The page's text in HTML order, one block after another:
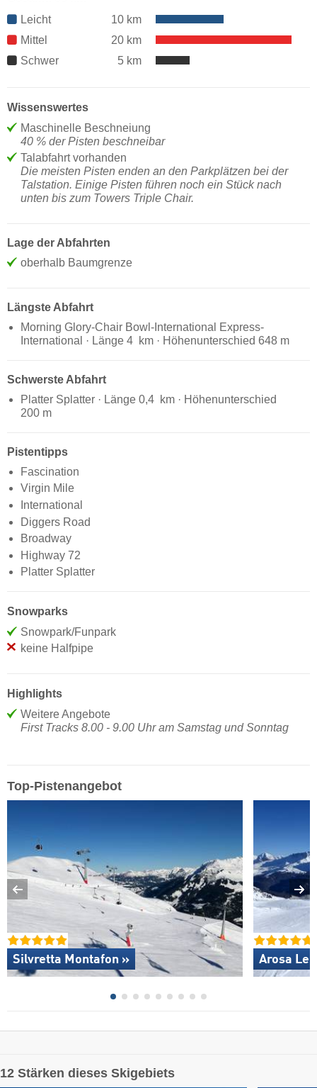
Leicht
10 km
Mittel
20 km
Schwer
5 km
Wissenswertes
Maschinelle Beschneiung
40 % der Pisten beschneibar
Talabfahrt vorhanden
Die meisten Pisten enden an den Parkplätzen bei der
Talstation. Einige Pisten führen noch ein Stück nach
unten bis zum Towers Triple Chair.
Lage der Abfahrten
oberhalb Baumgrenze
Längste Abfahrt
Morning Glory-Chair Bowl-International Express-
International · Länge 4 km · Höhenunterschied 648 m
Schwerste Abfahrt
Platter Splatter · Länge 0,4 km · Höhenunterschied
200 m
Pistentipps
Fascination
Virgin Mile
International
Diggers Road
Broadway
Highway 72
Platter Splatter
Snowparks
Snowpark/Funpark
keine Halfpipe
Highlights
Weitere Angebote
First Tracks 8.00 - 9.00 Uhr am Samstag und Sonntag
Top-Pistenangebot
Silvretta Montafon » Arosa
12 Stärken dieses Skigebiets